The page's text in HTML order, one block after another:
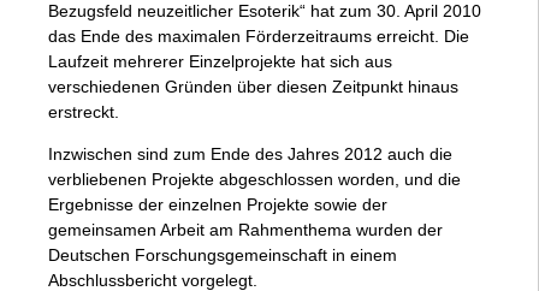
Bezugsfeld neuzeitlicher Esoterik“ hat zum 30. April 2010
das Ende des maximalen Förderzeitraums erreicht. Die
Laufzeit mehrerer Einzelprojekte hat sich aus
verschiedenen Gründen über diesen Zeitpunkt hinaus
erstreckt.
Inzwischen sind zum Ende des Jahres 2012 auch die
verbliebenen Projekte abgeschlossen worden, und die
Ergebnisse der einzelnen Projekte sowie der
gemeinsamen Arbeit am Rahmenthema wurden der
Deutschen Forschungsgemeinschaft in einem
Abschlussbericht vorgelegt.